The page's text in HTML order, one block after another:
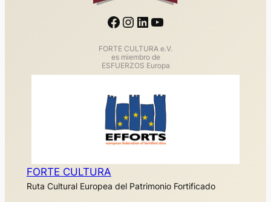
Facebook Instagram LinkedIn YouTube
FORTE CULTURA e.V.
es miembro de
ESFUERZOS Europa
FORTE CULTURA
Ruta Cultural Europea del Patrimonio Fortificado